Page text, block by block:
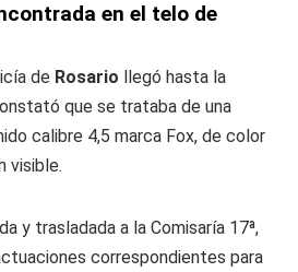
en el telo de
de Rosario llegó hasta la
que se trataba de una
calibre 4,5 marca Fox, de color
visible.
y trasladada a la Comisaría 17ª,
correspondientes para